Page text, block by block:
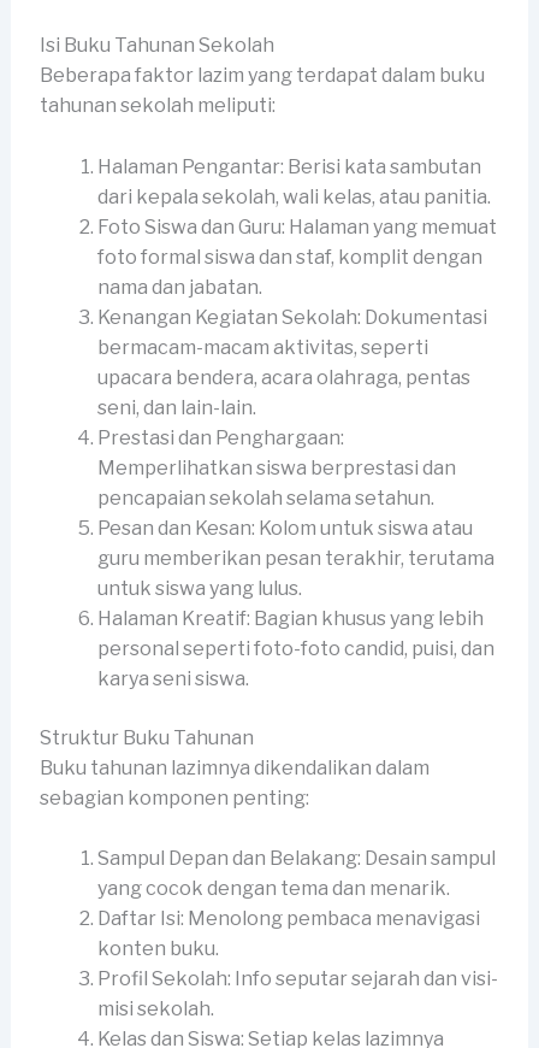
Isi Buku Tahunan Sekolah
Beberapa faktor lazim yang terdapat dalam buku
tahunan sekolah meliputi:
Halaman Pengantar: Berisi kata sambutan
dari kepala sekolah, wali kelas, atau panitia.
Foto Siswa dan Guru: Halaman yang memuat
foto formal siswa dan staf, komplit dengan
nama dan jabatan.
Kenangan Kegiatan Sekolah: Dokumentasi
bermacam-macam aktivitas, seperti
upacara bendera, acara olahraga, pentas
seni, dan lain-lain.
Prestasi dan Penghargaan:
Memperlihatkan siswa berprestasi dan
pencapaian sekolah selama setahun.
Pesan dan Kesan: Kolom untuk siswa atau
guru memberikan pesan terakhir, terutama
untuk siswa yang lulus.
Halaman Kreatif: Bagian khusus yang lebih
personal seperti foto-foto candid, puisi, dan
karya seni siswa.
Struktur Buku Tahunan
Buku tahunan lazimnya dikendalikan dalam
sebagian komponen penting:
Sampul Depan dan Belakang: Desain sampul
yang cocok dengan tema dan menarik.
Daftar Isi: Menolong pembaca menavigasi
konten buku.
Profil Sekolah: Info seputar sejarah dan visi-
misi sekolah.
Kelas dan Siswa: Setiap kelas lazimnya